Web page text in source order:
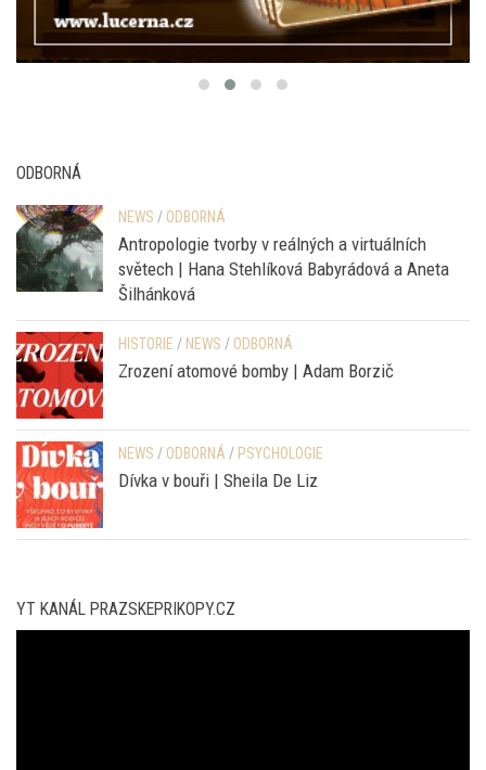
ODBORNÁ
NEWS / ODBORNÁ
Antropologie tvorby v reálných a virtuálních
světech | Hana Stehlíková Babyrádová a Aneta
Šilhánková
HISTORIE / NEWS / ODBORNÁ
Zrození atomové bomby | Adam Borzič
NEWS / ODBORNÁ / PSYCHOLOGIE
Dívka v bouři | Sheila De Liz
YT KANÁL PRAZSKEPRIKOPY.CZ